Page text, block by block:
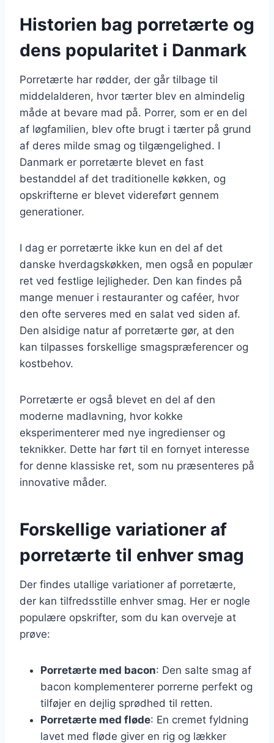
Historien bag porretærte og
dens popularitet i Danmark
Porretærte har rødder, der går tilbage til
middelalderen, hvor tærter blev en almindelig
måde at bevare mad på. Porrer, som er en del
af løgfamilien, blev ofte brugt i tærter på grund
af deres milde smag og tilgængelighed. I
Danmark er porretærte blevet en fast
bestanddel af det traditionelle køkken, og
opskrifterne er blevet videreført gennem
generationer.
I dag er porretærte ikke kun en del af det
danske hverdagskøkken, men også en populær
ret ved festlige lejligheder. Den kan findes på
mange menuer i restauranter og caféer, hvor
den ofte serveres med en salat ved siden af.
Den alsidige natur af porretærte gør, at den
kan tilpasses forskellige smagspræferencer og
kostbehov.
Porretærte er også blevet en del af den
moderne madlavning, hvor kokke
eksperimenterer med nye ingredienser og
teknikker. Dette har ført til en fornyet interesse
for denne klassiske ret, som nu præsenteres på
innovative måder.
Forskellige variationer af
porretærte til enhver smag
Der findes utallige variationer af porretærte,
der kan tilfredsstille enhver smag. Her er nogle
populære opskrifter, som du kan overveje at
prøve:
Porretærte med bacon: Den salte smag af
bacon komplementerer porrerne perfekt og
tilføjer en dejlig sprødhed til retten.
Porretærte med fløde: En cremet fyldning
lavet med fløde giver en rig og lækker